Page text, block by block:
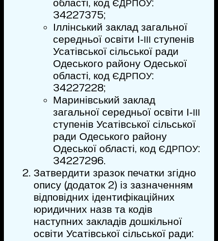
області, код ЄДРПОУ:
34227375;
Іллінський заклад загальної
середньої освіти І‑ІІІ ступенів
Усатівської сільської ради
Одеського району Одеської
області, код ЄДРПОУ:
34227228;
Маринівський заклад
загальної середньої освіти І‑ІІІ
ступенів Усатівської сільської
ради Одеського району
Одеської області, код ЄДРПОУ:
34227296.
Затвердити зразок печатки згідно
опису (додаток 2) із зазначенням
відповідних ідентифікаційних
юридичних назв та кодів
наступних закладів дошкільної
освіти Усатівської сільської ради: